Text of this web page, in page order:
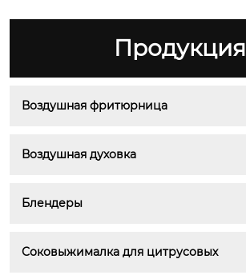
Продукция
Воздушная фритюрница
Воздушная духовка
Блендеры
Соковыжималка для цитрусовых